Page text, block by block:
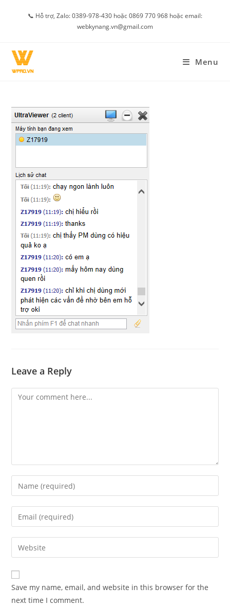
📞 Hỗ trợ, Zalo: 0389-978-430 hoặc 0869 770 968 hoặc email:
webkynang.vn@gmail.com
Menu
Leave a Reply
Comment
Enter
your
name
comment
Enter
your
email
address
comment
Enter
your
website
URL
(optional)
Save my name, email, and website in this browser for the
next time I comment.